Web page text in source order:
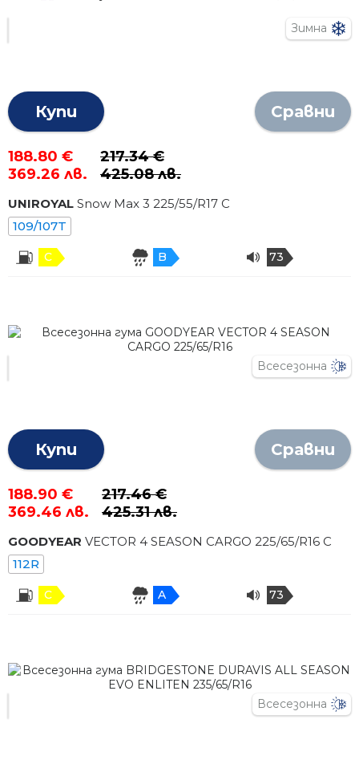
Зимна
Купи Сравни
188.80 €
369.26 лв.
217.34 €
425.08 лв.
UNIROYAL Snow Max 3 225/55/R17 C
109/107T
C B 73
Всесезонна
Купи Сравни
188.90 €
369.46 лв.
217.46 €
425.31 лв.
GOODYEAR VECTOR 4 SEASON CARGO 225/65/R16 C
112R
C A 73
Всесезонна